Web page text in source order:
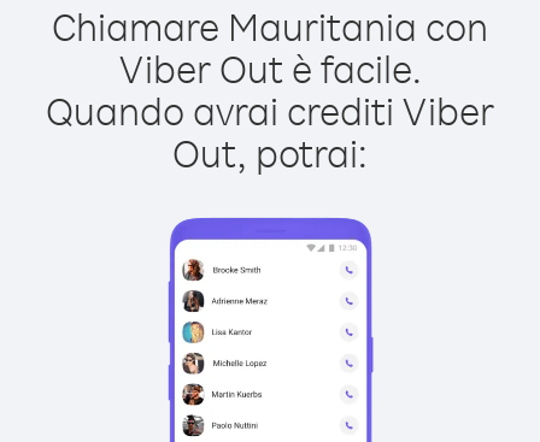
Chiamare Mauritania con
Viber Out è facile.
Quando avrai crediti Viber
Out, potrai: